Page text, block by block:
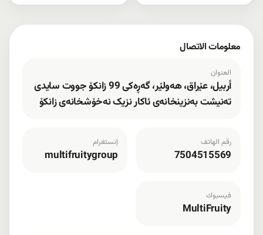
معلومات الاتصال
العنوان
أربيل، عێراق، هەولێر، گەڕەکی 99 زانکۆ جووت سایدی
تەنیشت بەنزینخانەی ئاکار نزیک نەخۆشخانەی زانکۆ
رقم الهاتف
7504515569
إنستغرام
multifruitygroup
فيسبوك
MultiFruity